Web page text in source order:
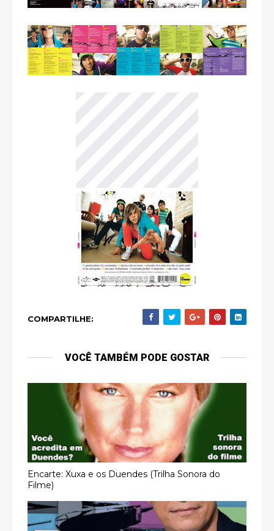
COMPARTILHE:
VOCÊ TAMBÉM PODE GOSTAR
Encarte: Xuxa e os Duendes (Trilha Sonora do
Filme)